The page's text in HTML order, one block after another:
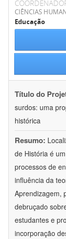
CIÊNCIAS
Educação
Título do
surdos: uma
histórica
Resumo:
de História é
processos de
influência da
Aprendizagem,
debruçado
estudantes e
incorporação